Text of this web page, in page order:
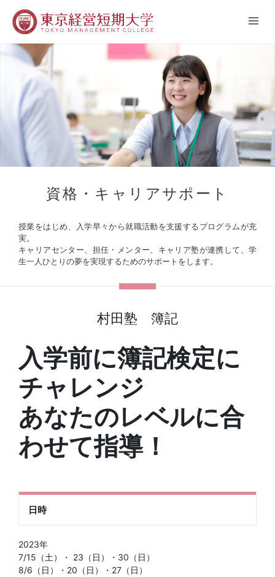
資格・キャリアサポート
授業をはじめ、入学早々から就職活動を支援するプログラムが充
実。
キャリアセンター、担任・メンター、キャリア塾が連携して、学
生一人ひとりの夢を実現するためのサポートをします。
村田塾 簿記
入学前に簿記検定に
チャレンジ
あなたのレベルに合
わせて指導！
日時
2023年
7/15（土）・ 23（日）・30（日）
8/6（日）・20（日）・27（日）